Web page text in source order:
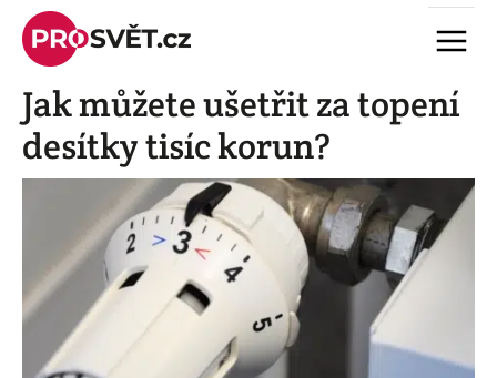
Skip
content
Menu
Jak můžete ušetřit za topení
desítky tisíc korun?